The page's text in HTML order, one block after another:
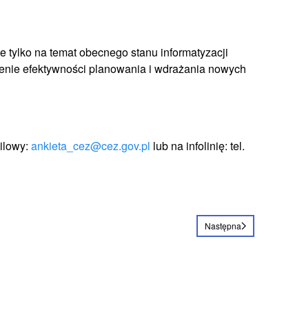
tylko na temat obecnego stanu informatyzacji
efektywności planowania i wdrażania nowych
ankieta_cez@cez.gov.pl lub na infolinię: tel.
Następna